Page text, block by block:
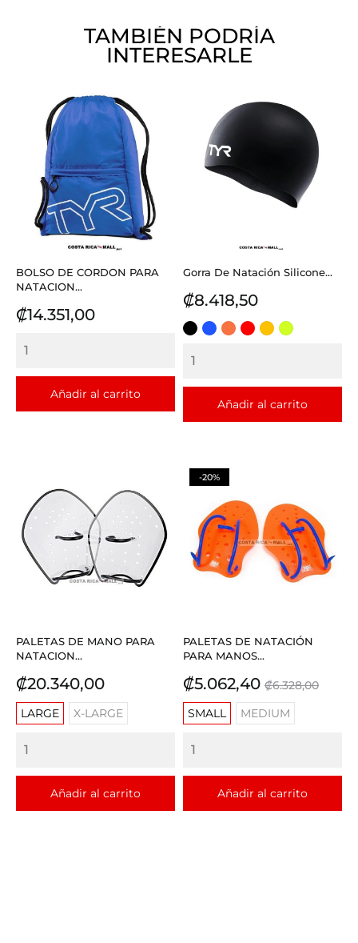
TAMBIÉN PODRÍA
INTERESARLE
BOLSO DE CORDON PARA
NATACION...
Precio
₡14.351,00
Añadir al carrito
Gorra De Natación Silicone...
Precio
₡8.418,50
NEGRO
AZULCORAL
ROJODORADO
LIMA
Añadir al carrito
PALETAS DE MANO PARA
NATACION...
Precio
₡20.340,00
LARGE X-LARGE
Añadir al carrito
PALETAS DE NATACIÓN
PARA MANOS...
Precio
₡5.062,40 Precio
base
₡6.328,00
SMALL
MEDIUM
Añadir al carrito
-20%